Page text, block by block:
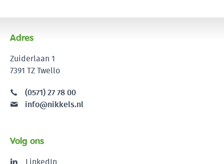
Adres
Zuiderlaan 1
7391 TZ Twello
(0571) 27 78 00
info@nikkels.nl
Volg ons
LinkedIn